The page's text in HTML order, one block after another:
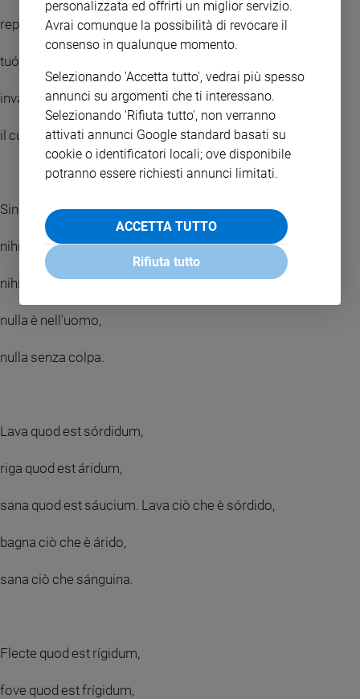
reple cordis íntima
tuórum fidélium. O luce beatissima,
invadi nell'intimo
il cuore dei tuoi fedeli
Sine tuo númine,
nihil est in hómine,
nihil est innóxium. Senza la tua forza,
nulla è nell'uomo,
nulla senza colpa.
Lava quod est sórdidum,
riga quod est áridum,
sana quod est sáucium. Lava ciò che è sórdido,
bagna ciò che è árido,
sana ciò che sánguina.
Flecte quod est rígidum,
fove quod est frígidum,
personalizzata ed offrirti un miglior servizio.
Avrai comunque la possibilità di revocare il
consenso in qualunque momento.
Selezionando 'Accetta tutto', vedrai più spesso
annunci su argomenti che ti interessano.
Selezionando 'Rifiuta tutto', non verranno
attivati annunci Google standard basati su
cookie o identificatori locali; ove disponibile
potranno essere richiesti annunci limitati.
ACCETTA TUTTO
Rifiuta tutto